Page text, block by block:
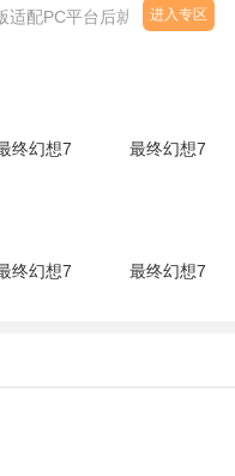
配PC平台后就会有这些产
进入专区
终幻想7
最终幻想7
终幻想7
最终幻想7